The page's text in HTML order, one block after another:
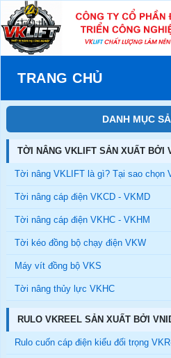
TRANG CHỦ
DANH MỤC
TỜI NÂNG VKLIFT SẢN XUẤT BỞI
Tời nâng VKLIFT là gì? Tại sao chọn
Tời nâng cáp điện VKCD - VKMD
Tời nâng cáp điện VKHC - VKHM
Tời kéo đồng bộ chạy điện VKW
Máy vít đồng bộ VKS
Tời nâng thủy lực VKHC
RULO VKREEL SẢN XUẤT BỞI
Rulo cuốn cáp điện kiểu đối trọng